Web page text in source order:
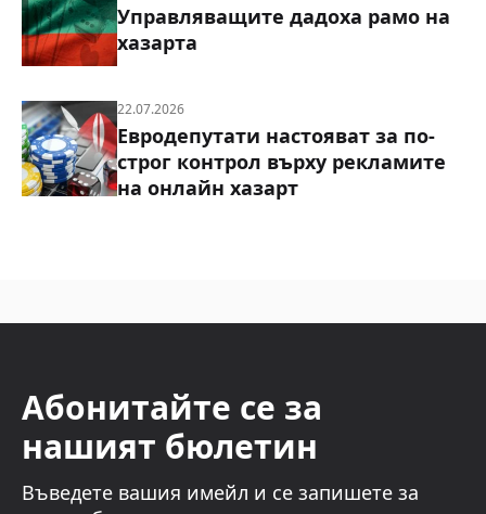
Управляващите дадоха рамо на
хазарта
22.07.2026
Евродепутати настояват за по-
строг контрол върху рекламите
на онлайн хазарт
Абонитайте се за
нашият бюлетин
Въведете вашия имейл и се запишете за